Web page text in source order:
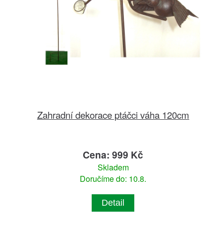
Zahradní dekorace ptáčci váha 120cm
Cena: 999 Kč
Skladem
Doručíme do: 10.8.
Detail